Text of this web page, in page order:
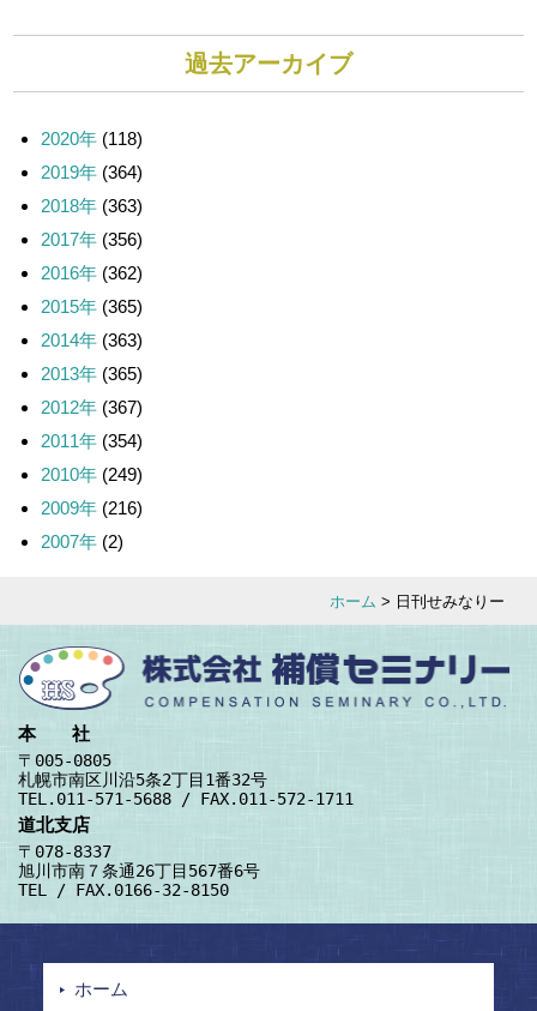
過去アーカイブ
2020年(118)
2019年(364)
2018年(363)
2017年(356)
2016年(362)
2015年(365)
2014年(363)
2013年(365)
2012年(367)
2011年(354)
2010年(249)
2009年(216)
2007年(2)
ホーム > 日刊せみなりー
本 社
〒005-0805
札幌市南区川沿5条2丁目1番32号
TEL.011-571-5688 / FAX.011-572-1711
道北支店
〒078-8337
旭川市南７条通26丁目567番6号
TEL / FAX.0166-32-8150
ホーム